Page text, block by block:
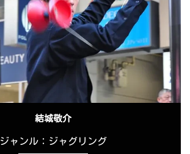
結城敬介
ジャンル：ジャグリング